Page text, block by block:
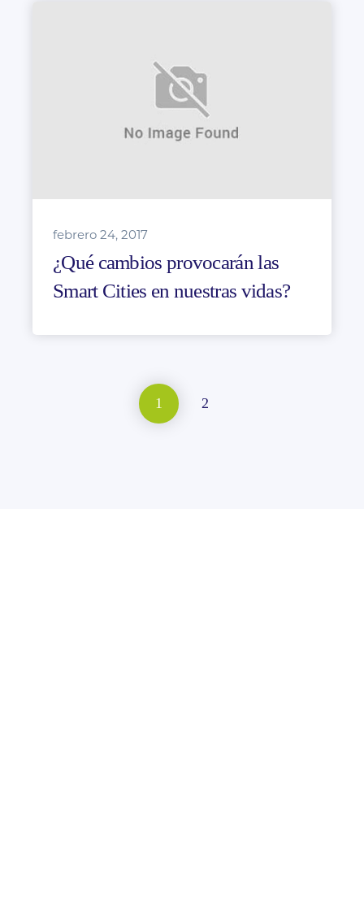
febrero 24, 2017
¿Qué cambios provocarán las
Smart Cities en nuestras vidas?
1 2